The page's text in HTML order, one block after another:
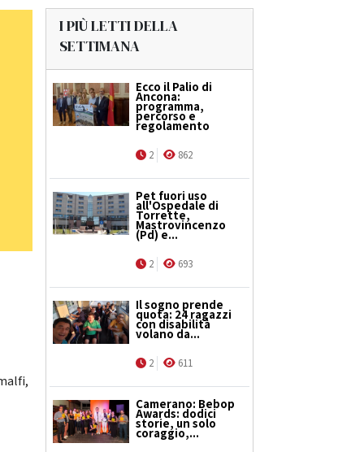
I PIÙ LETTI DELLA
SETTIMANA
Ecco il Palio di
Ancona:
programma,
percorso e
regolamento
2 862
Pet fuori uso
all'Ospedale di
Torrette,
Mastrovincenzo
(Pd) e...
2 693
Il sogno prende
quota: 24 ragazzi
con disabilità
volano da...
2 611
Camerano: Bebop
Awards: dodici
storie, un solo
coraggio,...